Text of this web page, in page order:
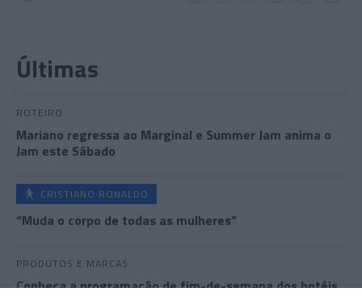
Últimas
ROTEIRO
Mariano regressa ao Marginal e Summer Jam anima o
Jam este Sábado
CRISTIANO RONALDO
“Muda o corpo de todas as mulheres”
PRODUTOS E MARCAS
Conheça a programação de fim-de-semana dos hotéis